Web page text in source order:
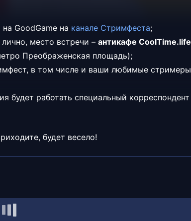
GoodGame на канале Стримфеста;
место встречи – антикафе CoolTime.life
Преображенская площадь);
в том числе и ваши любимые стримеры
будет работать специальный корреспондент
будет весело!